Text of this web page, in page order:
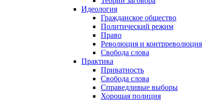
Идеология
Гражданское общество
Политический режим
Право
Революция и контрреволюция
Свобода слова
Практика
Приватность
Свобода слова
Справедливые выборы
Хорошая полиция